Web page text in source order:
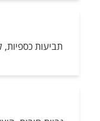
תביעות